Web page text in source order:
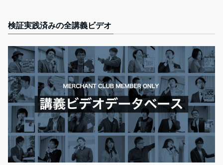
検証実践済みの全講義ビデオ